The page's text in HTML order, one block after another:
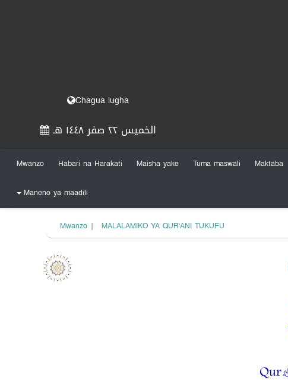
Chagua lugha
الخميس ٢٢ صفر ١٤٤٨ هـ
Mwanzo Habari na Harakati Maisha yake Tuma maswali Maktaba
Maneno ya maadili
Mwanzo | MALALAMIKO YA QUR’ANI TUKUFU